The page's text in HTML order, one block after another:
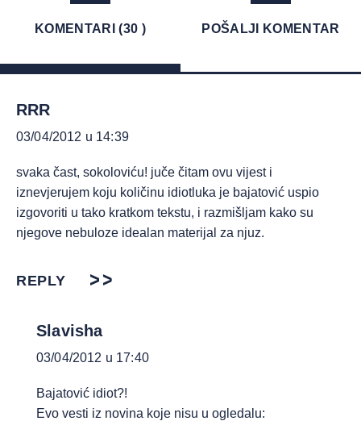
KOMENTARI (30 ) POŠALJI KOMENTAR
RRR
03/04/2012 u 14:39
svaka čast, sokoloviću! juče čitam ovu vijest i
iznevjerujem koju količinu idiotluka je bajatović uspio
izgovoriti u tako kratkom tekstu, i razmišljam kako su
njegove nebuloze idealan materijal za njuz.
REPLY
Slavisha
03/04/2012 u 17:40
Bajatović idiot?!
Evo vesti iz novina koje nisu u ogledalu: